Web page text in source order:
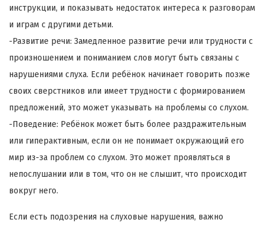
инструкции, и показывать недостаток интереса к разговорам
и играм с другими детьми.
-Развитие речи: Замедленное развитие речи или трудности с
произношением и пониманием слов могут быть связаны с
нарушениями слуха. Если ребёнок начинает говорить позже
своих сверстников или имеет трудности с формированием
предложений, это может указывать на проблемы со слухом.
-Поведение: Ребёнок может быть более раздражительным
или гиперактивным, если он не понимает окружающий его
мир из-за проблем со слухом. Это может проявляться в
непослушании или в том, что он не слышит, что происходит
вокруг него.
Если есть подозрения на слуховые нарушения, важно